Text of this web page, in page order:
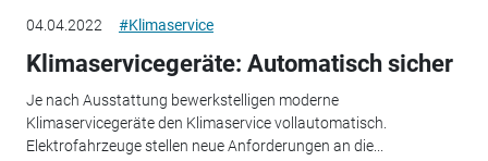
04.04.2022 #Klimaservice
Klimaservicegeräte: Automatisch sicher
Je nach Ausstattung bewerkstelligen moderne
Klimaservicegeräte den Klimaservice vollautomatisch.
Elektrofahrzeuge stellen neue Anforderungen an die...